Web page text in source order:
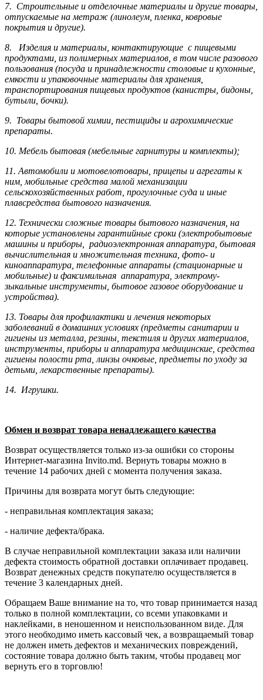
7. Строительные и отделочные материалы и другие товары,
отпускаемые на метраж (линолеум, пленка, ковровые
покрытия и другие).
8. Изделия и материалы, контактирующие с пищевыми
продуктами, из полимерных материалов, в том числе разового
пользования (посуда и принадлежности столовые и кухонные,
емкости и упаковочные материалы для хранения,
транспортирования пищевых продуктов (канистры, бидоны,
бутыли, бочки).
9. Товары бытовой химии, пестициды и агрохи­мические
препараты.
10. Мебель бытовая (мебельные гарнитуры и комплекты);
11. Автомобили и мотовелотовары, прицепы и агрегаты к
ним, мобильные средства малой механизации
сельскохозяйственных работ, прогулочные суда и иные
плавсредства бытового назначения.
12. Технически сложные товары бытового назна­чения, на
которые установлены гарантийные сроки (электробытовые
машины и приборы, радиоэлектронная аппаратура, бытовая
вычислительная и множительная техника, фото- и
киноаппаратура, телефонные аппараты (стационарные и
мобильные) и факсимильная аппаратура, электрому­
зыкальные инструменты, бытовое газовое оборудование и
устройства).
13. Товары для профилактики и лечения некоторых
заболеваний в домашних условиях (предметы санитарии и
гигиены из металла, резины, текстиля и других материалов,
инструменты, приборы и аппаратура медицинские, средства
гигиены полости рта, линзы очковые, предметы по уходу за
детьми, лекарственные препараты).
14. Игрушки.
Обмен и возврат товара ненадлежащего качества
Возврат осуществляется только из-за ошибки со стороны
Интернет-магазина Invito.md. Вернуть товары можно в
течение 14 рабочих дней с момента получения заказа.
Причины для возврата могут быть следующие:
- неправильная комплектация заказа;
- наличие дефекта/брака.
В случае неправильной комплектации заказа или наличии
дефекта стоимость обратной доставки оплачивает продавец.
Возврат денежных средств покупателю осуществляется в
течение 3 календарных дней.
Обращаем Ваше внимание на то, что товар принимается назад
только в полной комплектации, со всеми упаковками и
наклейками, в неношенном и неиспользованном виде. Для
этого необходимо иметь кассовый чек, а возвращаемый товар
не должен иметь дефектов и механических повреждений,
состояние товара должно быть таким, чтобы продавец мог
вернуть его в торговлю!